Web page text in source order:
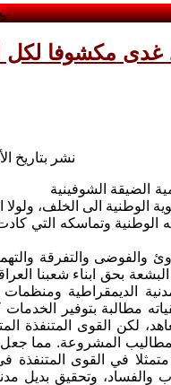
غدى مكشوفا لكل
نشر بتاريخ الأحد, 07 كانون2/يناير
الضيقة الشوفينية
الى الخلف، ولولا
الوطنية وتماسكه التي
والفوضى والتفرقة
بحق ابناء شعبنا
الديمقراطية
مطالبة بتوفير
القوى المتنفذة
المشروعة. مما جعل
في القوى
والفساد، وتحقيق